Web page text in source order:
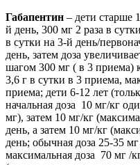
Габапентин – дети старше
й день, 300 мг 2 раза в
в сутки на 3-й день/
день, затем доза
шагом 300 мг ( в 3 приема)
3,6 г в сутки в 3 приема,
приема; дети 6-12 лет
начальная доза 10 мг/кг
мг), затем 10 мг/кг
день, а затем 10 мг/кг
день; обычная доза 25-35
максимальная доза 70 мг /